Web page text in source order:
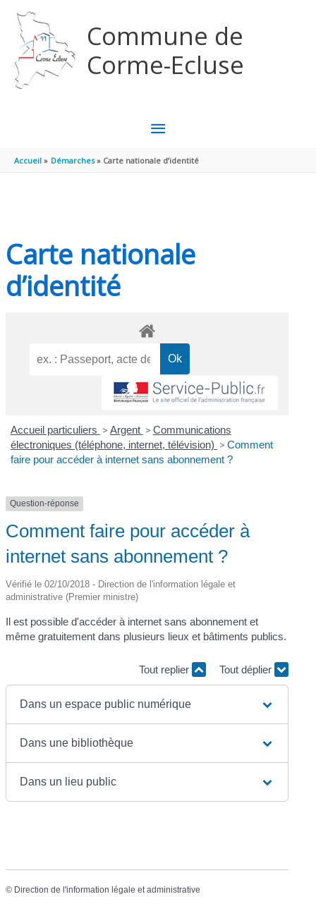
Commune de
Corme-Ecluse
MENU
PRINCIPAL
Accueil Démarches Carte nationale d’identité
Carte nationale
d’identité
Accueil particuliers > Argent > Communications
électroniques (téléphone, internet, télévision) > Comment
faire pour accéder à internet sans abonnement ?
Question-réponse
Comment faire pour accéder à
internet sans abonnement ?
Vérifié le 02/10/2018 - Direction de l'information légale et
administrative (Premier ministre)
Il est possible d'accéder à internet sans abonnement et
même gratuitement dans plusieurs lieux et bâtiments publics.
Tout replier Tout déplier
Dans un espace public numérique
Dans une bibliothèque
Dans un lieu public
© Direction de l'information légale et administrative